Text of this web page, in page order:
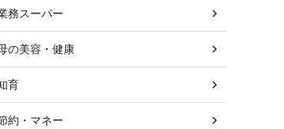
務スーパー
の美容・健康
育
約・マネー